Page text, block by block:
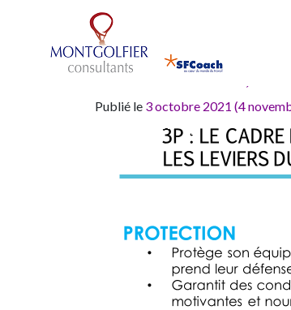
Mois :
Protection,
Publié le 3 octobre 2021 (4